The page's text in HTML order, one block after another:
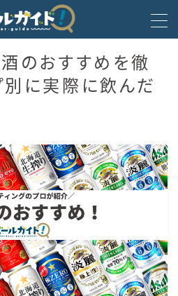
ル
酒のおすすめを徹
に実際に飲んだ